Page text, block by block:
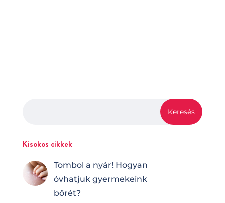
Kisokos cikkek
Tombol a nyár! Hogyan
óvhatjuk gyermekeink
bőrét?